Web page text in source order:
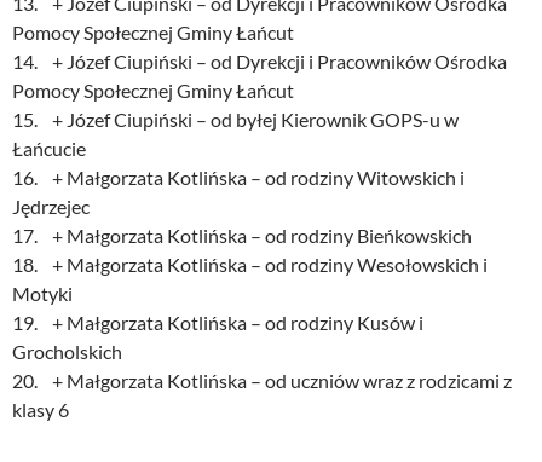
Pomocy Społecznej Gminy Łańcut
14. + Józef Ciupiński – od Dyrekcji i Pracowników Ośrodka
Pomocy Społecznej Gminy Łańcut
15. + Józef Ciupiński – od byłej Kierownik GOPS-u w
Łańcucie
16. + Małgorzata Kotlińska – od rodziny Witowskich i
Jędrzejec
17. + Małgorzata Kotlińska – od rodziny Bieńkowskich
18. + Małgorzata Kotlińska – od rodziny Wesołowskich i
Motyki
19. + Małgorzata Kotlińska – od rodziny Kusów i
Grocholskich
20. + Małgorzata Kotlińska – od uczniów wraz z rodzicami z
klasy 6